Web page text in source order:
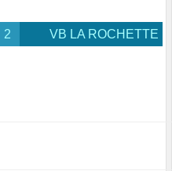
2 VB LA ROCHETTE